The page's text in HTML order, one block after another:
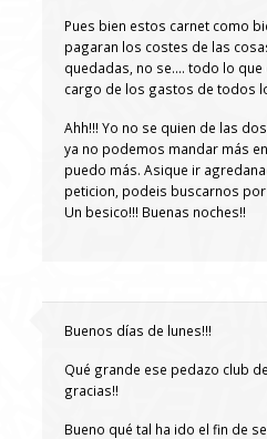
Pues bien estos carnet como
pagaran los costes de las
quedadas, no se…. todo lo
cargo de los gastos de todos
Ahh!!! Yo no se quien de las
ya no podemos mandar más
puedo más. Asique ir
peticion, podeis buscarnos por
Un besico!!! Buenas noches!!
Buenos días de lunes!!!
Qué grande ese pedazo club
gracias!!
Bueno qué tal ha ido el fin de